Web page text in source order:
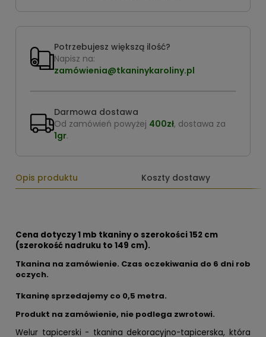
Potrzebujesz większą ilość?
Napisz na:
zamówienia@tkaninykaroliny.pl
Darmowa dostawa
Od zamówień powyżej 400zł, dostawa za
1gr.
Opis produktu Koszty dostawy
Cena dotyczy 1 mb tkaniny o szerokości 152 cm
(szerokość nadruku to 149 cm).
Tkanina na zamówienie. Czas oczekiwania do 6 dni rob
oczych.
Tkaninę sprzedajemy co 0,5 metra.
Produkt na zamówienie, nie podlega zwrotowi.
Welur tapicerski - tkanina dekoracyjno-tapicerska, która